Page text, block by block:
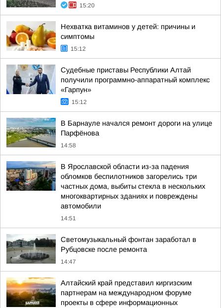
15:20
Нехватка витаминов у детей: причины и
симптомы
15:12
Судебные приставы Республики Алтай
получили программно-аппаратный комплекс
«Гарпун»
15:12
В Барнауле начался ремонт дороги на улице
Парфёнова
14:58
В Ярославской области из-за падения
обломков беспилотников загорелись три
частных дома, выбиты стекла в нескольких
многоквартирных зданиях и повреждены
автомобили
14:51
Светомузыкальный фонтан заработал в
Рубцовске после ремонта
14:47
Алтайский край представил киргизским
партнерам на международном форуме
проекты в сфере информационных